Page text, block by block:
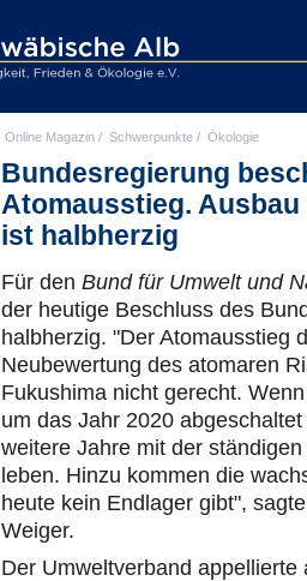
Online Magazin / Schwerpunkte / Ökologie
Bundesregierung
Atomausstieg.
ist halbherzig
Für den Bund für Umwelt und
der heutige Beschluss des
halbherzig. "Der Atomausstieg
Neubewertung des atomaren
Fukushima nicht gerecht.
um das Jahr 2020
weitere Jahre mit der
leben. Hinzu kommen die
heute kein Endlager gibt",
Weiger.
Der Umweltverband